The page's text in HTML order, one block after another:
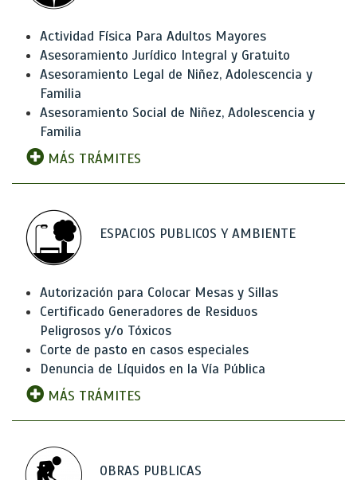
Actividad Física Para Adultos Mayores
Asesoramiento Jurídico Integral y Gratuito
Asesoramiento Legal de Niñez, Adolescencia y
Familia
Asesoramiento Social de Niñez, Adolescencia y
Familia
MÁS TRÁMITES
ESPACIOS PUBLICOS Y AMBIENTE
Autorización para Colocar Mesas y Sillas
Certificado Generadores de Residuos
Peligrosos y/o Tóxicos
Corte de pasto en casos especiales
Denuncia de Líquidos en la Vía Pública
MÁS TRÁMITES
OBRAS PUBLICAS